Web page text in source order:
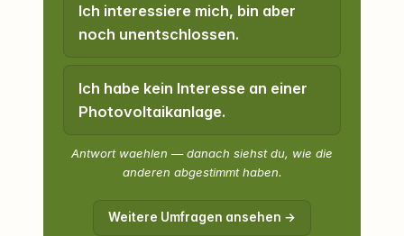
Ich interessiere mich, bin aber
noch unentschlossen.
Ich habe kein Interesse an einer
Photovoltaikanlage.
Antwort waehlen — danach siehst du, wie die
anderen abgestimmt haben.
Weitere Umfragen ansehen →